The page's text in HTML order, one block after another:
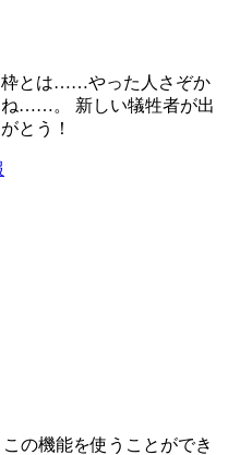
枠とは……やった人さぞか
ね……。 新しい犠牲者が出
とう！
の機能を使うことができ